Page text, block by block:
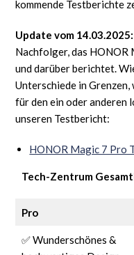
kommende Testberichte
Update vom 14.03.2025:
Nachfolger, das
und darüber berichtet.
Unterschiede in
für den ein oder anderen
unseren Testbericht:
HONOR Magic 7 Pro
Tech-Zentrum
Pro
✅ Wunderschönes &